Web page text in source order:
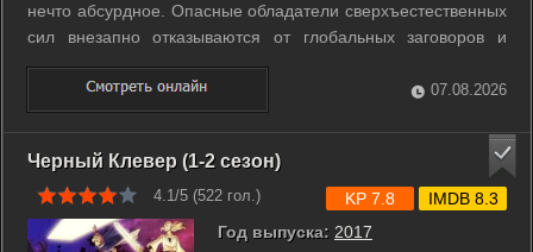
нечто абсурдное. Опасные обладатели сверхъестественных
сил внезапно отказываются от глобальных заговоров и
великих подвигов. Ацуси Накадзима вместе с коллегами из
агентства и мафии погружается в будничную суету. Вместо
спасения города герои заняты ...
07.08.2026
Черный Клевер (1-2 сезон)
4.1/5 (522 гол.)
Год выпуска: 2017
KP 7.8 IMDB 8.3